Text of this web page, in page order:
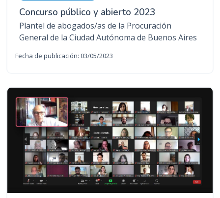
Concurso público y abierto 2023
Plantel de abogados/as de la Procuración
General de la Ciudad Autónoma de Buenos Aires
Fecha de publicación: 03/05/2023